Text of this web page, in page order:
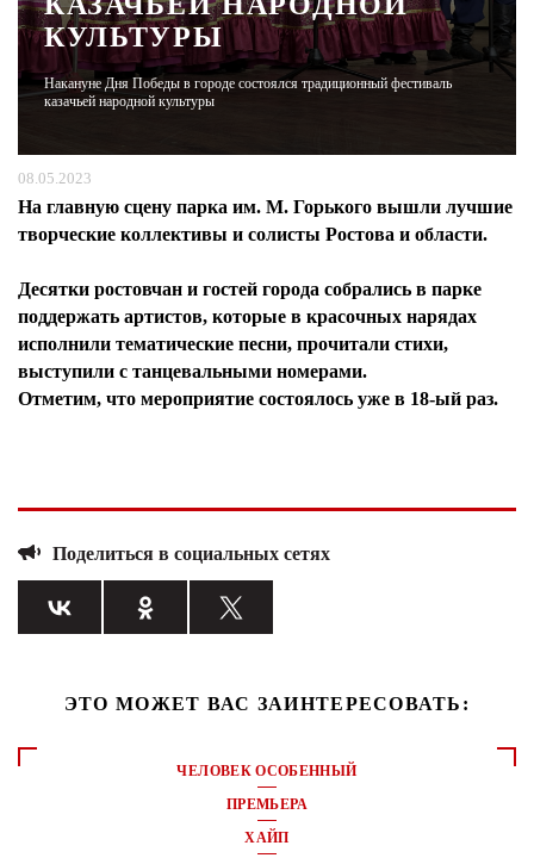
ЖУРНАЛ
КУЛЬТУРЫ
Накануне Дня Победы в городе состоялся традиционный фестиваль
казачьей народной культуры
08.05.2023
На главную сцену парка им. М. Горького вышли лучшие
творческие коллективы и солисты Ростова и области.
Десятки ростовчан и гостей города собрались в парке
поддержать артистов, которые в красочных нарядах
исполнили тематические песни, прочитали стихи,
выступили с танцевальными номерами.
Отметим, что мероприятие состоялось уже в 18-ый раз.
Поделиться в социальных сетях
ЭТО МОЖЕТ ВАС ЗАИНТЕРЕСОВАТЬ:
ЧЕЛОВЕК ОСОБЕННЫЙ
ПРЕМЬЕРА
ХАЙП